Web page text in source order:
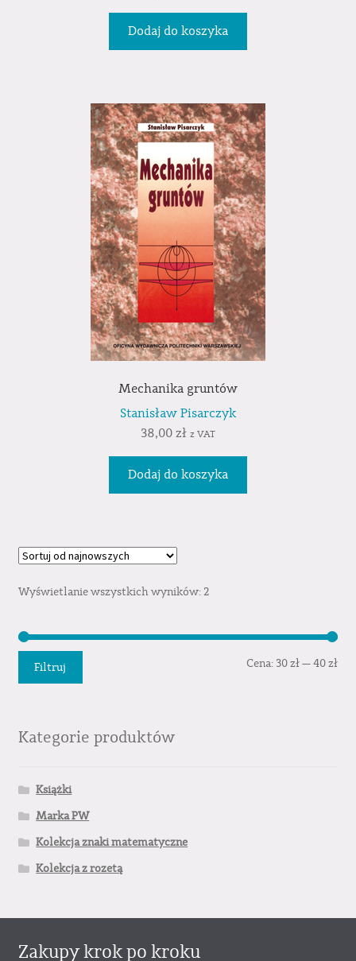
Dodaj do koszyka
Mechanika gruntów
Stanisław Pisarczyk
38,00 zł z VAT
Dodaj do koszyka
Wyświetlanie wszystkich wyników: 2
Filtruj Cena: 30 zł—40 zł
Kategorie produktów
Książki
Marka PW
Kolekcja znaki matematyczne
Kolekcja z rozetą
Zakupy krok po kroku